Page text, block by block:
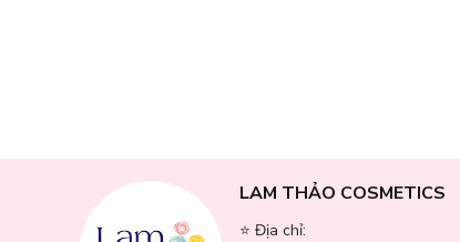
Chỉ số chống nắng SPF50+ PA++++: Bảo vệ da
trong thời gian lên đến 500 phút.
Kết cấu lỏng trong suốt
: Mỏng nhẹ, dễ tán, thẩm
LAM THẢO COSMETICS
⭐️ Địa chỉ: